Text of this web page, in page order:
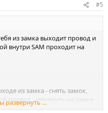
#5
из замка выходит провод и
внутри SAM проходит на
из замка - снять замок,
провод - измерить на замке
развернуть ...